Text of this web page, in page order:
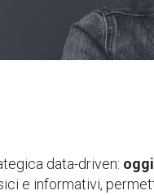
data-driven:
e informativi,